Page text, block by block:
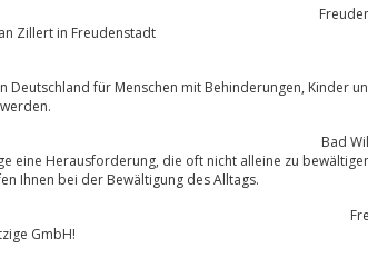
Zillert in Freudenstadt
für Menschen mit Behinderungen, Kinder und
werden.
Bad
oft nicht alleine zu bewältigen ist.
Ihnen bei der Bewältigung des Alltags.
GmbH!